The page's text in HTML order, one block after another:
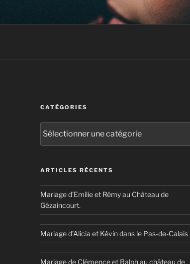
CATÉGORIES
ARTICLES RÉCENTS
Mariage d’Emilie et Rémy au Château de
Gézaincourt.
Mariage d’Alicia et Kévin dans le Pas-de-Calais
Mariage de Clémence et Ralph au château de